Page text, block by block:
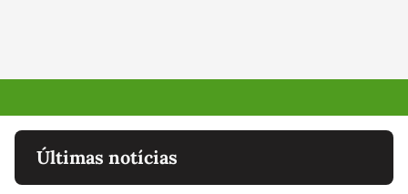
Últimas notícias